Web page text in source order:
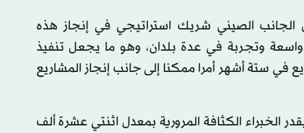
الجانب الصيني شريك استراتيجي في إنجاز هذه
وتجربة في عدة بلدان، وهو ما يجعل تنفيذ
في ستة أشهر أمرا ممكنا إلى جانب إنجاز المشاريع
الخبراء الكثافة المرورية بمعدل اثنتي عشرة ألف